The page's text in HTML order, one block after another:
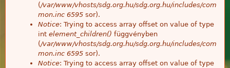
(/var/www/vhosts/sdg.org.hu/sdg.org.hu/includes/com
mon.inc 6595 sor).
Notice: Trying to access array offset on value of type
int element_children() függvényben
(/var/www/vhosts/sdg.org.hu/sdg.org.hu/includes/com
mon.inc 6595 sor).
Notice: Trying to access array offset on value of type